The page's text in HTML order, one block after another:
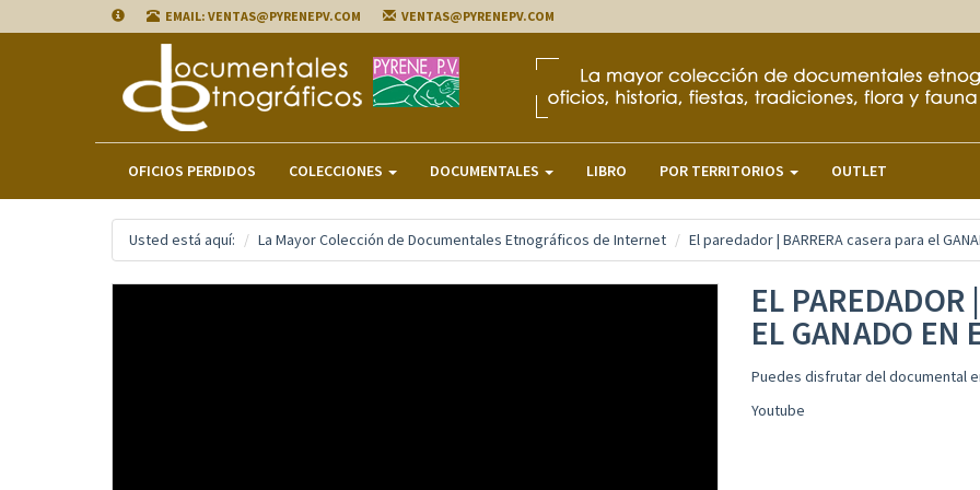
EMAIL: VENTAS@PYRENEPV.COM VENTAS@PYRENEPV.COM
OFICIOS PERDIDOS COLECCIONES DOCUMENTALES LIBRO POR TERRITORIOS OUTLET
Usted está aquí: La Mayor Colección de Documentales Etnográficos de Internet El paredador | BARRERA casera para el
EL PAREDADOR
EL GANADO EN
Puedes disfrutar del documental
Youtube